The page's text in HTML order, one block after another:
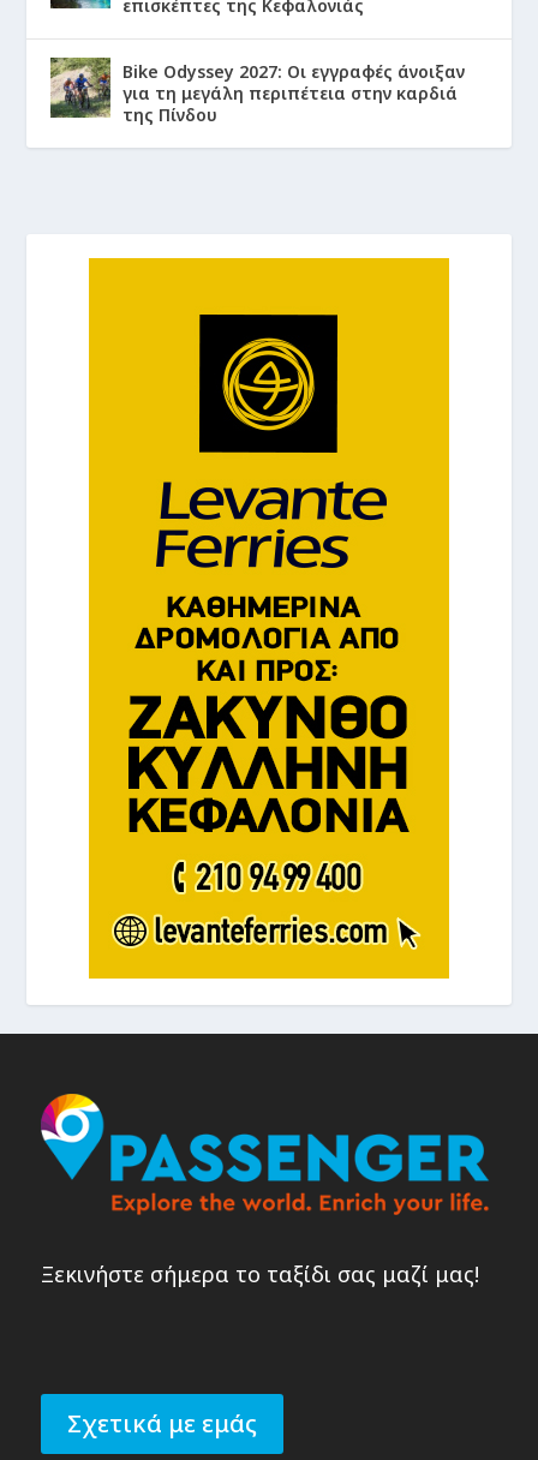
επισκέπτες της Κεφαλονιάς
Bike Odyssey 2027: Οι εγγραφές άνοιξαν
για τη μεγάλη περιπέτεια στην καρδιά
της Πίνδου
Ξεκινήστε σήμερα το ταξίδι σας μαζί μας!
Σχετικά με εμάς